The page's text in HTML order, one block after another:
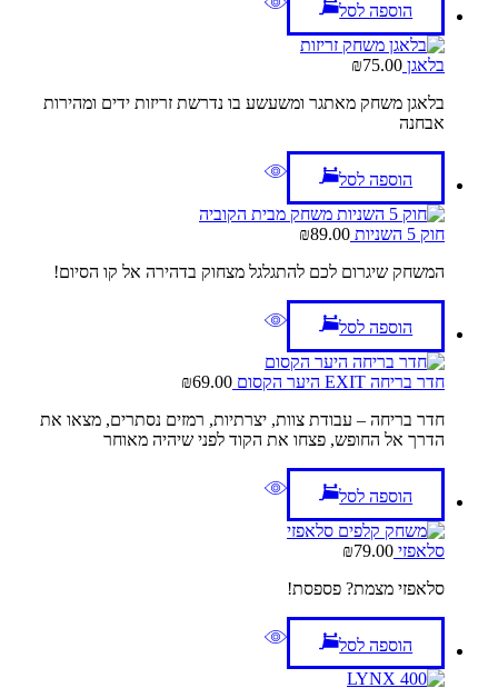
הוספה לסל
בלאגן ₪75.00
בלאגן משחק מאתגר ומשעשע בו נדרשת זריזות ידים ומהירות
אבחנה
הוספה לסל
חוק 5 השניות ₪89.00
המשחק שיגרום לכם להתגלגל מצחוק בדהירה אל קו הסיום!
הוספה לסל
חדר בריחה EXIT היער הקסום ₪69.00
חדר בריחה – עבודת צוות, יצרתיות, רמזים נסתרים, מצאו את
הדרך אל החופש, פצחו את הקוד לפני שיהיה מאוחר
הוספה לסל
סלאפזי ₪79.00
סלאפזי מצמת? פספסת!
הוספה לסל